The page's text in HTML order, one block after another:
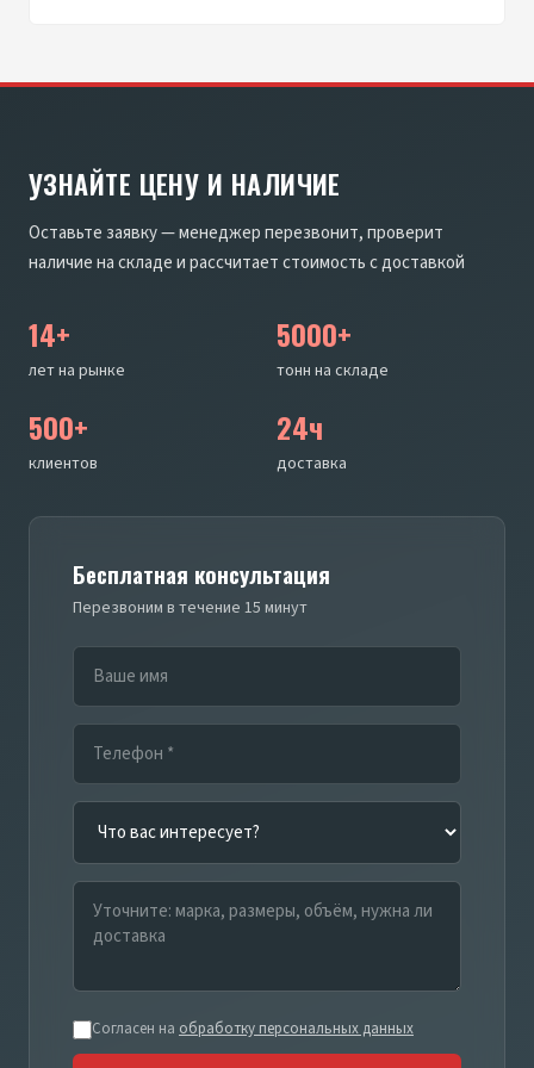
УЗНАЙТЕ ЦЕНУ И НАЛИЧИЕ
Оставьте заявку — менеджер перезвонит, проверит
наличие на складе и рассчитает стоимость с доставкой
14+
лет на рынке
5000+
тонн на складе
500+
клиентов
24ч
доставка
Бесплатная консультация
Перезвоним в течение 15 минут
Согласен на обработку персональных данных